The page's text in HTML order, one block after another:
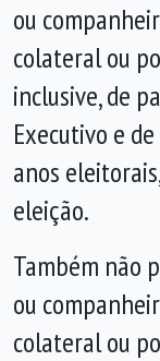
ou
colateral ou
inclusive, de
Executivo e
anos
eleição.
Também não
ou
colateral ou